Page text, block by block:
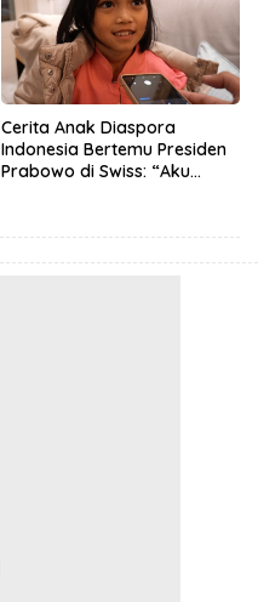
Cerita Anak Diaspora
Indonesia Bertemu Presiden
Prabowo di Swiss: “Aku